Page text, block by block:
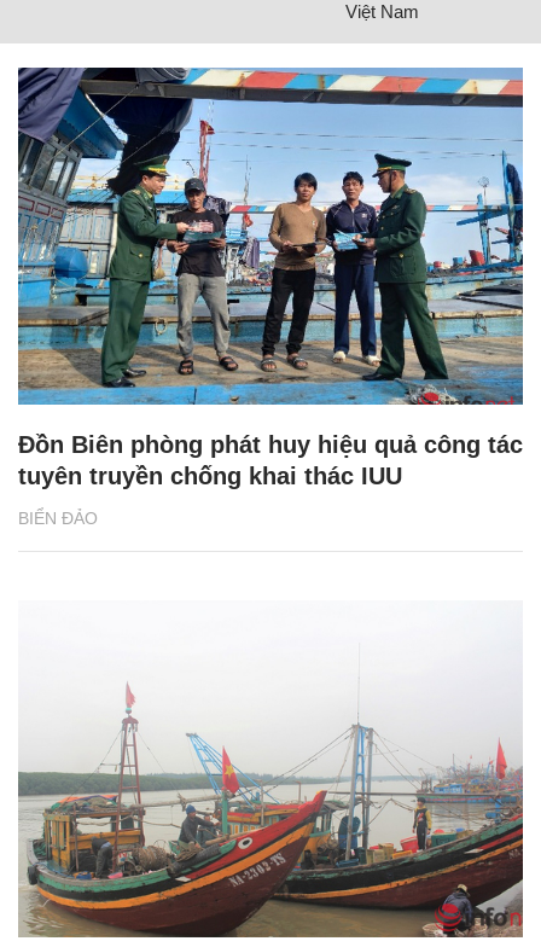
Việt Nam
BIỂN ĐẢO
Đồn Biên phòng phát huy hiệu quả công tác
tuyên truyền chống khai thác IUU